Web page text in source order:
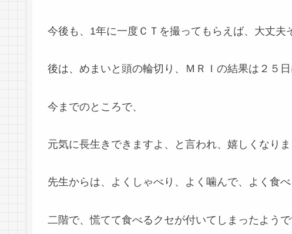
今後も、1年に一度ＣＴを撮ってもらえば、大丈夫
後は、めまいと頭の輪切り、ＭＲＩの結果は２５日
今までのところで、
元気に長生きできますよ、と言われ、嬉しくなりま
先生からは、よくしゃべり、よく噛んで、よく食べ
二階で、慌てて食べるクセが付いてしまったようで